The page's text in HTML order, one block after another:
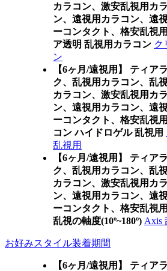
カラコン、激安乱視用カ
ン、遠視用カラコン、遠
ーコンタクト、格安乱視
ア透明 乱視用カラコン ク
ン
【6ヶ月/遠視用】 ティア
ク、乱視用カラコン、乱
カラコン、激安乱視用カ
ン、遠視用カラコン、遠
ーコンタクト、格安乱視
コン ハイドロゲル 乱視用
乱視用
【6ヶ月/遠視用】 ティア
ク、乱視用カラコン、乱
カラコン、激安乱視用カ
ン、遠視用カラコン、遠
ーコンタクト、格安乱視
乱視の軸度(10º~180º) Axis
お好みスタイル装着期間
【6ヶ月/遠視用】 ティア